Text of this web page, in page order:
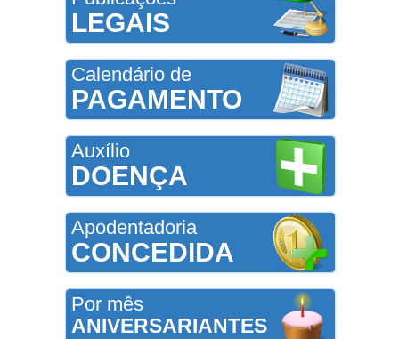
LEGAIS
Calendário de
PAGAMENTO
Auxílio
DOENÇA
Apodentadoria
CONCEDIDA
Por mês
ANIVERSARIANTES